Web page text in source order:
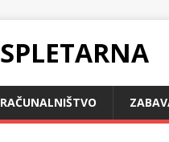
SPLETARNA
RAČUNALNIŠTVO